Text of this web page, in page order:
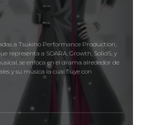
a Tsukino Performance Production,
representa a SOARA, Growth, SolidS, y
se enfoca en el drama alrededor de
y su música la cual fluye con